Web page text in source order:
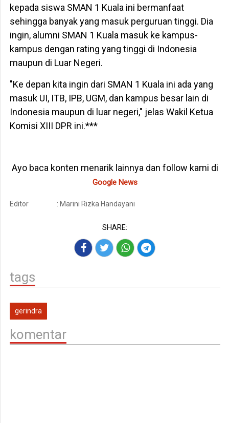
kepada siswa SMAN 1 Kuala ini bermanfaat
sehingga banyak yang masuk perguruan tinggi. Dia
ingin, alumni SMAN 1 Kuala masuk ke kampus-
kampus dengan rating yang tinggi di Indonesia
maupun di Luar Negeri.
"Ke depan kita ingin dari SMAN 1 Kuala ini ada yang
masuk UI, ITB, IPB, UGM, dan kampus besar lain di
Indonesia maupun di luar negeri," jelas Wakil Ketua
Komisi XIII DPR ini.***
Ayo baca konten menarik lainnya dan follow kami di
Google News
Editor : Marini Rizka Handayani
SHARE:
tags
gerindra
komentar